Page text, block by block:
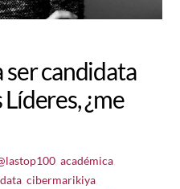
candidata
¿me
, académica,
,cibermarikiya